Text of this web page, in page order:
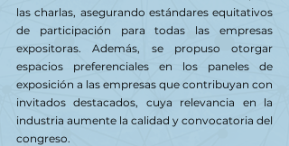
las charlas, asegurando estándares equitativos
de participación para todas las empresas
expositoras. Además, se propuso otorgar
espacios preferenciales en los paneles de
exposición a las empresas que contribuyan con
invitados destacados, cuya relevancia en la
industria aumente la calidad y convocatoria del
congreso.